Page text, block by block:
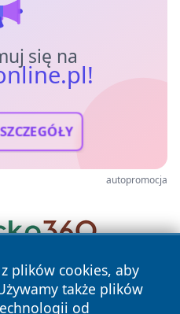
się na
autopromocja
plików cookies, aby
także plików
od